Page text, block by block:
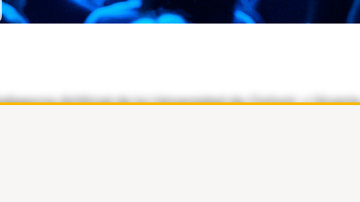
Artificial de la Universidad de Oxford, y